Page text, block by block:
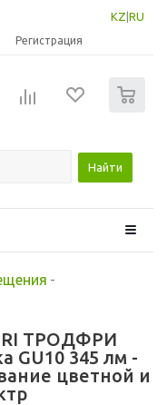
KZ RU
Регистрация
Найти
-
ТРОДФРИ
GU10 345 лм -
цветной и